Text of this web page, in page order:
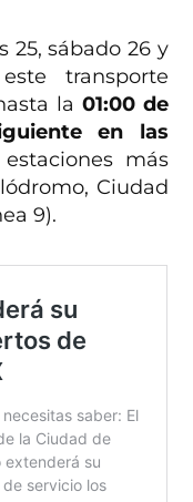
25, sábado 26 y
transporte
la 01:00 de
en las
estaciones más
Ciudad
9).